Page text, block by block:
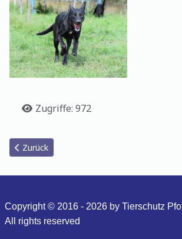
Details
Zugriffe: 972
Vorheriger Beitrag: Alicent
Zurück
Copyright © 2016 - 2026 by Tierschutz
All rights reserved